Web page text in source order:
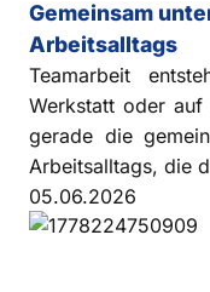
Gemeinsam
Arbeitsalltags
Teamarbeit
Werkstatt oder auf
gerade die
Arbeitsalltags, die
05.06.2026